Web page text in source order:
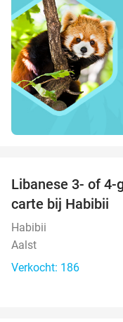
Libanese 3- of 4-
carte bij Habibii
Habibii
Aalst
Verkocht: 186